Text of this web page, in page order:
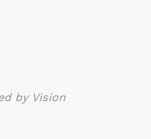
by Vision